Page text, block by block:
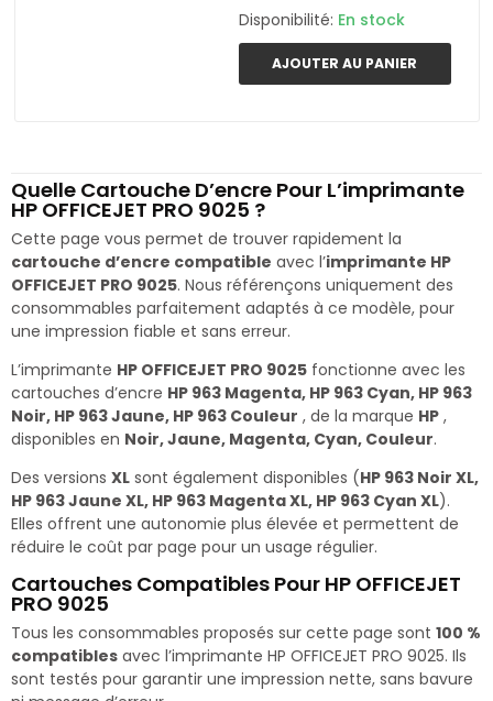
Disponibilité: En stock
AJOUTER AU PANIER
Quelle Cartouche D’encre Pour L’imprimante
HP OFFICEJET PRO 9025 ?
Cette page vous permet de trouver rapidement la
cartouche d’encre compatible avec l’imprimante HP
OFFICEJET PRO 9025. Nous référençons uniquement des
consommables parfaitement adaptés à ce modèle, pour
une impression fiable et sans erreur.
L’imprimante HP OFFICEJET PRO 9025 fonctionne avec les
cartouches d’encre HP 963 Magenta, HP 963 Cyan, HP 963
Noir, HP 963 Jaune, HP 963 Couleur , de la marque HP ,
disponibles en Noir, Jaune, Magenta, Cyan, Couleur.
Des versions XL sont également disponibles (HP 963 Noir XL,
HP 963 Jaune XL, HP 963 Magenta XL, HP 963 Cyan XL).
Elles offrent une autonomie plus élevée et permettent de
réduire le coût par page pour un usage régulier.
Cartouches Compatibles Pour HP OFFICEJET
PRO 9025
Tous les consommables proposés sur cette page sont 100 %
compatibles avec l’imprimante HP OFFICEJET PRO 9025. Ils
sont testés pour garantir une impression nette, sans bavure